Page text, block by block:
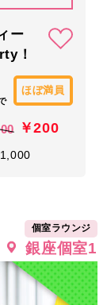
ー
！
ほぼ満員
￥200
個室ラウンジ
銀座個室1